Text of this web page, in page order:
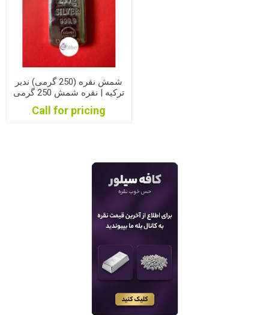
شمش نقره (250 گرمی) ندیر
ترکیه | نقره شمش 250 گرمی
گرمی
Call for pricing